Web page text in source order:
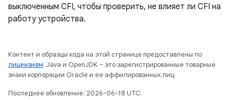
выключенным CFI, чтобы проверить, не влияет ли CFI на
работу устройства.
Контент и образцы кода на этой странице предоставлены по
лицензиям. Java и OpenJDK – это зарегистрированные товарные
знаки корпорации Oracle и ее аффилированных лиц.
Последнее обновление: 2026-06-18 UTC.